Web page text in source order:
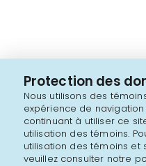
Protection des
Nous utilisons des
expérience de navigation
continuant à utiliser ce
utilisation des témoins.
utilisation des témoins
veuillez consulter notre